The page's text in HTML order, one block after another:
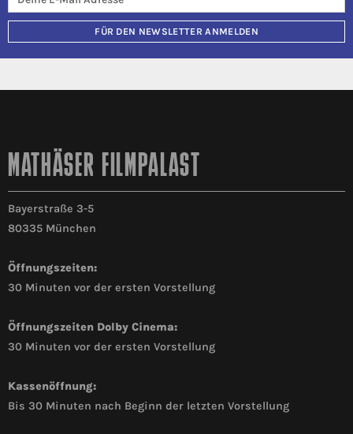
FÜR DEN NEWSLETTER ANMELDEN
MATHÄSER FILMPALAST
Bayerstraße 3-5
80335 München
Öffnungszeiten:
30 Minuten vor der ersten Vorstellung
Öffnungszeiten Dolby Cinema:
30 Minuten vor der ersten Vorstellung
Kassenöffnung:
Bis 30 Minuten nach Beginn der letzten Vorstellung